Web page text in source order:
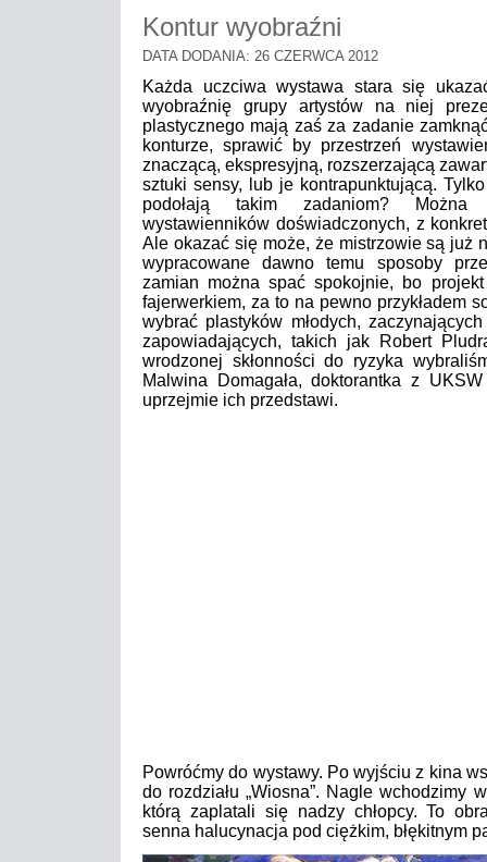
Kontur wyobraźni
DATA DODANIA: 26 CZERWCA 2012
Każda uczciwa wystawa stara się
wyobraźnię grupy artystów na niej
plastycznego mają zaś za zadanie
konturze, sprawić by przestrzeń
znaczącą, ekspresyjną, rozszerzającą
sztuki sensy, lub je kontrapunktującą.
podołają takim zadaniom? Można
wystawienników doświadczonych, z
Ale okazać się może, że mistrzowie są już
wypracowane dawno temu sposoby
zamian można spać spokojnie, bo
fajerwerkiem, za to na pewno przykładem
wybrać plastyków młodych,
zapowiadających, takich jak Robert
wrodzonej skłonności do ryzyka
Malwina Domagała, doktorantka z
uprzejmie ich przedstawi.
Powróćmy do wystawy. Po wyjściu z kina
do rozdziału „Wiosna”. Nagle wchodzimy
którą zaplatali się nadzy chłopcy. To
senna halucynacja pod ciężkim, błękitnym